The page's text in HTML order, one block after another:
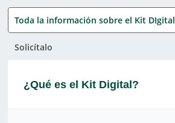
Toda la información sobre el Kit DIgital
Solicítalo
¿Qué es el Kit Digital?